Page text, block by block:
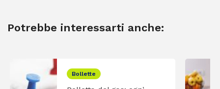
Potrebbe interessarti anche:
Bollette